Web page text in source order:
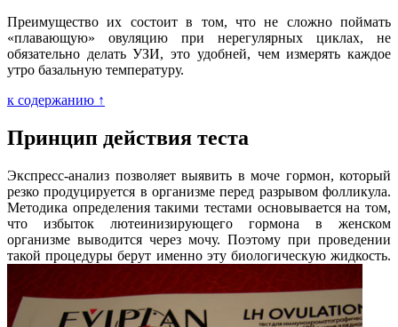
Преимущество их состоит в том, что не сложно поймать
«плавающую» овуляцию при нерегулярных циклах, не
обязательно делать УЗИ, это удобней, чем измерять каждое
утро базальную температуру.
к содержанию ↑
Принцип действия теста
Экспресс-анализ позволяет выявить в моче гормон, который
резко продуцируется в организме перед разрывом фолликула.
Методика определения такими тестами основывается на том,
что избыток лютеинизирующего гормона в женском
организме выводится через мочу. Поэтому при проведении
такой процедуры берут именно эту биологическую жидкость.